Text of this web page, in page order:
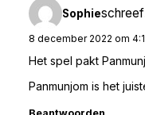
Sophie
8 december 2022 om
Het spel pakt
Panmunjom is het